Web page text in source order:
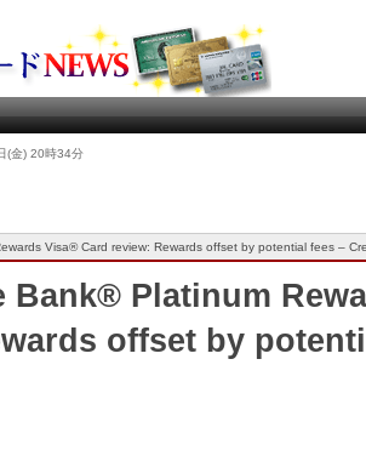
(金) 20時34分
Visa® Card review: Rewards offset by potential fees –
Bank® Platinum
offset by